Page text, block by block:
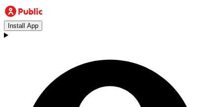
Install App